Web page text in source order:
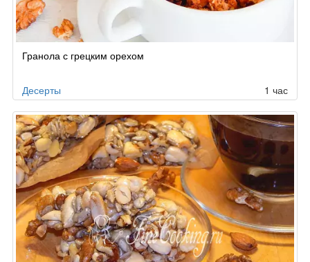
Гранола с грецким орехом
Десерты 1 час